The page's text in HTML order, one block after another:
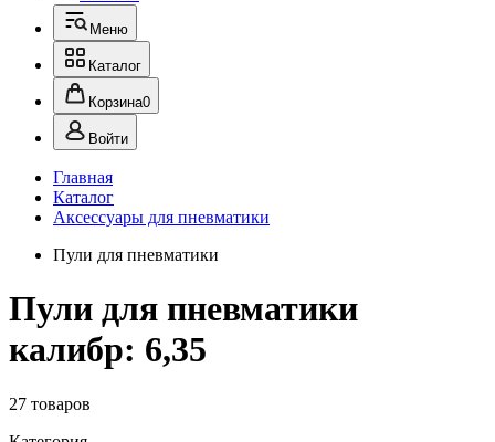
Меню
Каталог
Корзина0
Войти
Главная
Каталог
Аксессуары для пневматики
Пули для пневматики
Пули для пневматики
калибр: 6,35
27 товаров